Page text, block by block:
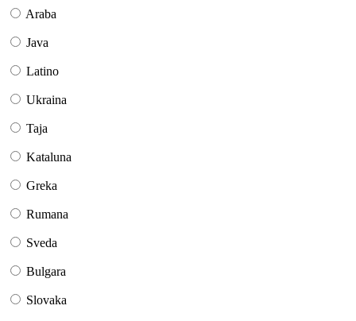
Araba
Java
Latino
Ukraina
Taja
Kataluna
Greka
Rumana
Sveda
Bulgara
Slovaka